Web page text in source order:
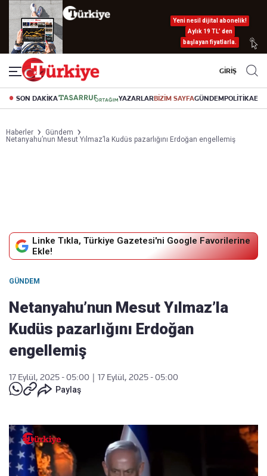
Yeni nesil dijital abonelik!
Aylık 19 TL’ den
başlayan fiyatlarla.
GİRİŞ
SON DAKİKA YAZARLARBİZİM SAYFAGÜNDEMPOLİTİKA
Haberler
Gündem
Netanyahu’nun Mesut Yılmaz’la Kudüs pazarlığını Erdoğan engellemiş
Linke Tıkla, Türkiye Gazetesi'ni Google Favorilerine
Ekle!
GÜNDEM
Netanyahu’nun Mesut Yılmaz’la
Kudüs pazarlığını Erdoğan
engellemiş
17 Eylül, 2025 - 05:00
17 Eylül, 2025 - 05:00
Paylaş